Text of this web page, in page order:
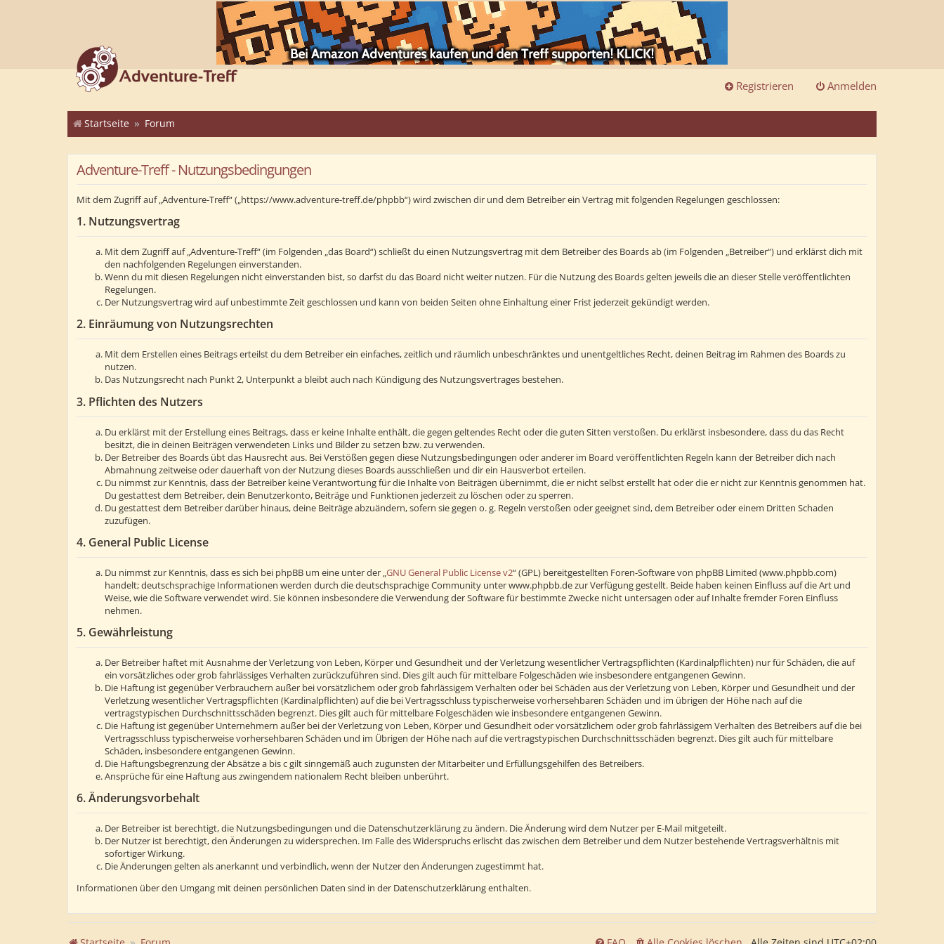
Anmelden
Registrieren
Startseite Forum
Adventure-Treff - Nutzungsbedingungen
Mit dem Zugriff auf „Adventure-Treff“ („https://www.adventure-treff.de/phpbb“) wird zwischen dir und dem Betreiber ein Vertrag mit folgenden Regelungen geschlossen:
1. Nutzungsvertrag
Mit dem Zugriff auf „Adventure-Treff“ (im Folgenden „das Board“) schließt du einen Nutzungsvertrag mit dem Betreiber des Boards ab (im Folgenden „Betreiber“) und erklärst dich mit
den nachfolgenden Regelungen einverstanden.
Wenn du mit diesen Regelungen nicht einverstanden bist, so darfst du das Board nicht weiter nutzen. Für die Nutzung des Boards gelten jeweils die an dieser Stelle veröffentlichten
Regelungen.
Der Nutzungsvertrag wird auf unbestimmte Zeit geschlossen und kann von beiden Seiten ohne Einhaltung einer Frist jederzeit gekündigt werden.
2. Einräumung von Nutzungsrechten
Mit dem Erstellen eines Beitrags erteilst du dem Betreiber ein einfaches, zeitlich und räumlich unbeschränktes und unentgeltliches Recht, deinen Beitrag im Rahmen des Boards zu
nutzen.
Das Nutzungsrecht nach Punkt 2, Unterpunkt a bleibt auch nach Kündigung des Nutzungsvertrages bestehen.
3. Pflichten des Nutzers
Du erklärst mit der Erstellung eines Beitrags, dass er keine Inhalte enthält, die gegen geltendes Recht oder die guten Sitten verstoßen. Du erklärst insbesondere, dass du das Recht
besitzt, die in deinen Beiträgen verwendeten Links und Bilder zu setzen bzw. zu verwenden.
Der Betreiber des Boards übt das Hausrecht aus. Bei Verstößen gegen diese Nutzungsbedingungen oder anderer im Board veröffentlichten Regeln kann der Betreiber dich nach
Abmahnung zeitweise oder dauerhaft von der Nutzung dieses Boards ausschließen und dir ein Hausverbot erteilen.
Du nimmst zur Kenntnis, dass der Betreiber keine Verantwortung für die Inhalte von Beiträgen übernimmt, die er nicht selbst erstellt hat oder die er nicht zur Kenntnis genommen hat.
Du gestattest dem Betreiber, dein Benutzerkonto, Beiträge und Funktionen jederzeit zu löschen oder zu sperren.
Du gestattest dem Betreiber darüber hinaus, deine Beiträge abzuändern, sofern sie gegen o. g. Regeln verstoßen oder geeignet sind, dem Betreiber oder einem Dritten Schaden
zuzufügen.
4. General Public License
Du nimmst zur Kenntnis, dass es sich bei phpBB um eine unter der „GNU General Public License v2“ (GPL) bereitgestellten Foren-Software von phpBB Limited (www.phpbb.com)
handelt; deutschsprachige Informationen werden durch die deutschsprachige Community unter www.phpbb.de zur Verfügung gestellt. Beide haben keinen Einfluss auf die Art und
Weise, wie die Software verwendet wird. Sie können insbesondere die Verwendung der Software für bestimmte Zwecke nicht untersagen oder auf Inhalte fremder Foren Einfluss
nehmen.
5. Gewährleistung
Der Betreiber haftet mit Ausnahme der Verletzung von Leben, Körper und Gesundheit und der Verletzung wesentlicher Vertragspflichten (Kardinalpflichten) nur für Schäden, die auf
ein vorsätzliches oder grob fahrlässiges Verhalten zurückzuführen sind. Dies gilt auch für mittelbare Folgeschäden wie insbesondere entgangenen Gewinn.
Die Haftung ist gegenüber Verbrauchern außer bei vorsätzlichem oder grob fahrlässigem Verhalten oder bei Schäden aus der Verletzung von Leben, Körper und Gesundheit und der
Verletzung wesentlicher Vertragspflichten (Kardinalpflichten) auf die bei Vertragsschluss typischerweise vorhersehbaren Schäden und im übrigen der Höhe nach auf die
vertragstypischen Durchschnittsschäden begrenzt. Dies gilt auch für mittelbare Folgeschäden wie insbesondere entgangenen Gewinn.
Die Haftung ist gegenüber Unternehmern außer bei der Verletzung von Leben, Körper und Gesundheit oder vorsätzlichem oder grob fahrlässigem Verhalten des Betreibers auf die bei
Vertragsschluss typischerweise vorhersehbaren Schäden und im Übrigen der Höhe nach auf die vertragstypischen Durchschnittsschäden begrenzt. Dies gilt auch für mittelbare
Schäden, insbesondere entgangenen Gewinn.
Die Haftungsbegrenzung der Absätze a bis c gilt sinngemäß auch zugunsten der Mitarbeiter und Erfüllungsgehilfen des Betreibers.
Ansprüche für eine Haftung aus zwingendem nationalem Recht bleiben unberührt.
6. Änderungsvorbehalt
Der Betreiber ist berechtigt, die Nutzungsbedingungen und die Datenschutzerklärung zu ändern. Die Änderung wird dem Nutzer per E-Mail mitgeteilt.
Der Nutzer ist berechtigt, den Änderungen zu widersprechen. Im Falle des Widerspruchs erlischt das zwischen dem Betreiber und dem Nutzer bestehende Vertragsverhältnis mit
sofortiger Wirkung.
Die Änderungen gelten als anerkannt und verbindlich, wenn der Nutzer den Änderungen zugestimmt hat.
Informationen über den Umgang mit deinen persönlichen Daten sind in der Datenschutzerklärung enthalten.